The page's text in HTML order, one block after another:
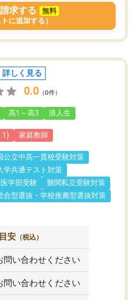
求する
無料
トに追加する）
詳しく見る
0.0 （0件）
高1～高3 浪人生
家庭教師
公立中高一貫校受験対策
学共通テスト対策
医学部受験
難関私立受験対策
合型選抜・学校推薦型選抜対策
安 （税込）
問い合わせください
問い合わせください